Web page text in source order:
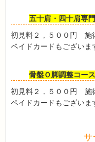
五十肩・四十肩専
初見料２，５００円
ペイドカードもございま
骨盤Ｏ脚調整コース
初見料２，５００円
ペイドカードもございま
サ